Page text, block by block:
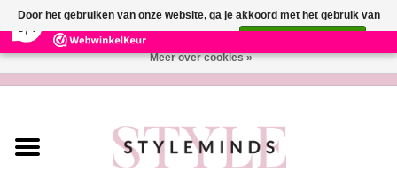
281 Reviews ×
Home
Lifestyle
Door het gebruiken van onze website, ga je akkoord met het gebruik van
cookies om onze website te verbeteren.
Meer over cookies »